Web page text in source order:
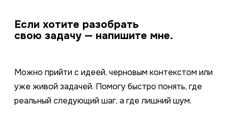
Если хотите разобрать
свою задачу — напишите мне.
Можно прийти с идеей, черновым контекстом или
уже живой задачей. Помогу быстро понять, где
реальный следующий шаг, а где лишний шум.